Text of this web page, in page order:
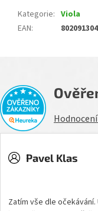
Kategorie: Viola
EAN:
Pavel Klas
Zatím vše dle